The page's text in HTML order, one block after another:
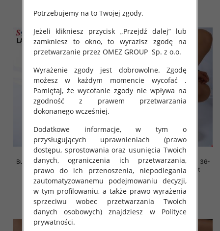
Buty sportowe damskie Roz 36-
41, 1 kolor Paczka 12 szt
45.00 zł
szczegóły
Buty sportowe damskie Roz 36-
41, 1 kolor Paczka 12 szt
45.00 zł
szczegóły
Potrzebujemy na to Twojej zgody.
Jeżeli klikniesz przycisk „Przejdź dalej” lub
zamkniesz to okno, to wyrazisz zgodę na
przetwarzanie przez OMEZ GROUP Sp. z o.o.
Wyrażenie zgody jest dobrowolne. Zgodę
możesz w każdym momencie wycofać .
Pamiętaj, że wycofanie zgody nie wpływa na
zgodność z prawem przetwarzania
dokonanego wcześniej.
Dodatkowe informacje, w tym o
przysługujących uprawnieniach (prawo
dostępu, sprostowania oraz usunięcia Twoich
danych, ograniczenia ich przetwarzania,
prawo do ich przenoszenia, niepodlegania
zautomatyzowanemu podejmowaniu decyzji,
w tym profilowaniu, a także prawo wyrażenia
sprzeciwu wobec przetwarzania Twoich
danych osobowych) znajdziesz w Polityce
prywatności.